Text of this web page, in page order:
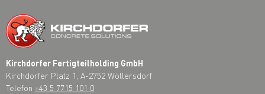
Kirchdorfer Fertigteilholding GmbH
Kirchdorfer Platz 1, A-2752 Wöllersdorf
Telefon +43 5 7715 101 0